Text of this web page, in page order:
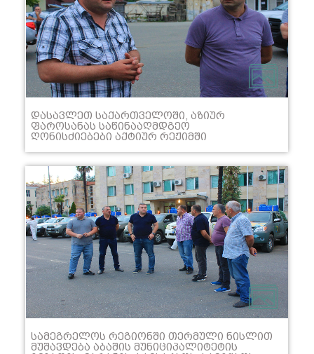
ᲓᲐᲡᲐᲕᲚᲔᲗ ᲡᲐᲥᲐᲠᲗᲕᲔᲚᲝᲨᲘ, ᲐᲖᲘᲣᲠ
ᲤᲐᲠᲝᲡᲐᲜᲐᲡ ᲡᲐᲬᲘᲜᲐᲐᲦᲛᲓᲒᲔᲝ
ᲦᲝᲜᲘᲡᲫᲘᲔᲑᲔᲑᲘ ᲐᲥᲢᲘᲣᲠ ᲠᲔᲟᲘᲛᲨᲘ
ᲡᲐᲛᲔᲒᲠᲔᲚᲝᲡ ᲠᲔᲒᲘᲝᲜᲨᲘ ᲗᲔᲠᲛᲣᲚᲘ ᲜᲘᲡᲚᲘᲗ
ᲛᲣᲨᲐᲕᲓᲔᲑᲐ ᲐᲑᲐᲨᲘᲡ ᲛᲣᲜᲘᲪᲘᲞᲐᲚᲘᲢᲔᲢᲘᲡ